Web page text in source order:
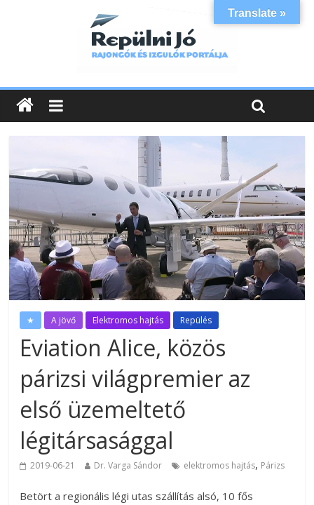
★ A jövő Elektromos hajtás Repülés
Eviation Alice, közös
párizsi világpremier az
első üzemeltető
légitársasággal
2019-06-21 Dr. Varga Sándor elektromos hajtás, Párizs
Betört a regionális légi utas szállítás alsó, 10 fős
Translate »